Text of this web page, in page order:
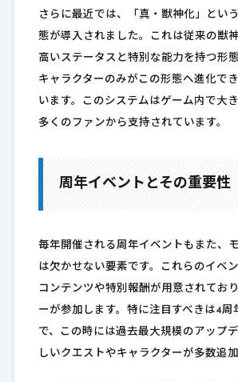
さらに最近では、「真・獣神化」とい
態が導入されました。これは従来の獣
高いステータスと特別な能力を持つ形
キャラクターのみがこの形態へ進化で
います。このシステムはゲーム内で大
多くのファンから支持されています。
周年イベントとその重要性
毎年開催される周年イベントもまた、
は欠かせない要素です。これらのイベ
コンテンツや特別報酬が用意されてお
ーが参加します。特に注目すべきは4周
で、この時には過去最大規模のアップ
しいクエストやキャラクターが多数追